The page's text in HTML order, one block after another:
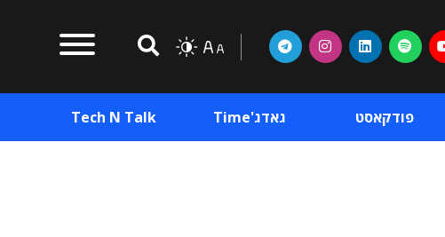
פודקאסט גאדג'Time Tech N Talk